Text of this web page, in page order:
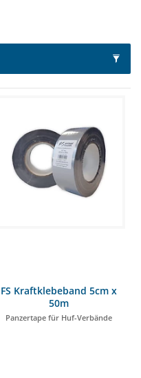
FS Kraftklebeband 5cm x
50m
Panzertape für Huf-Verbände